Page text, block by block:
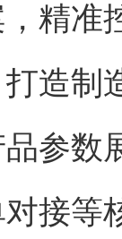
精准
造制
参数
接等